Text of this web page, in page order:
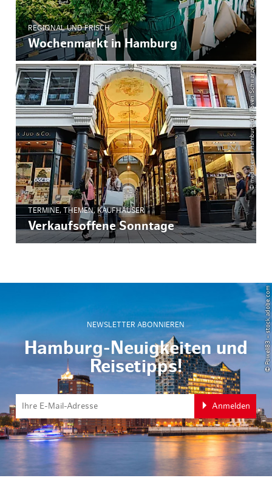
REGIONAL UND FRISCH
Wochenmarkt in Hamburg
© mediaserver.hamburg.de / Sven Schwarze
TERMINE, THEMEN, KAUFHÄUSER
Verkaufsoffene Sonntage
NEWSLETTER ABONNIEREN
Hamburg-Neuigkeiten und
Reisetipps!
Anmelden
© Powell83 – stock.adobe.com